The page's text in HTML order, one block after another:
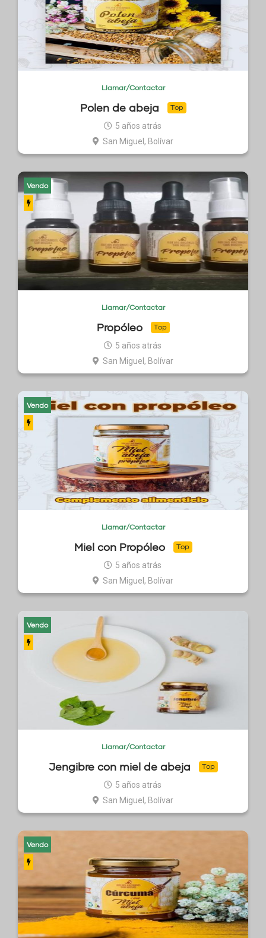
Llamar/Contactar
Polen de abeja Top
5 años atrás
San Miguel, Bolívar
Vendo
Llamar/Contactar
Propóleo Top
5 años atrás
San Miguel, Bolívar
Vendo
Llamar/Contactar
Miel con Propóleo Top
5 años atrás
San Miguel, Bolívar
Vendo
Llamar/Contactar
Jengibre con miel de abeja Top
5 años atrás
San Miguel, Bolívar
Vendo